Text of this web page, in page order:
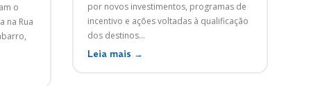
o
na Rua
por novos investimentos, programas de
incentivo e ações voltadas à qualificação
dos destinos...
Leia mais →